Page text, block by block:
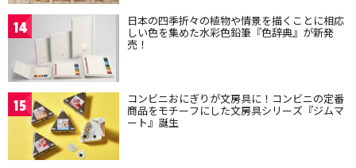
14 日本の四季折々の植物や情景を描くことに相応
しい色を集めた水彩色鉛筆『色辞典』が新発
売！
15 コンビニおにぎりが文房具に！コンビニの定番
商品をモチーフにした文房具シリーズ『ジムマ
ート』誕生